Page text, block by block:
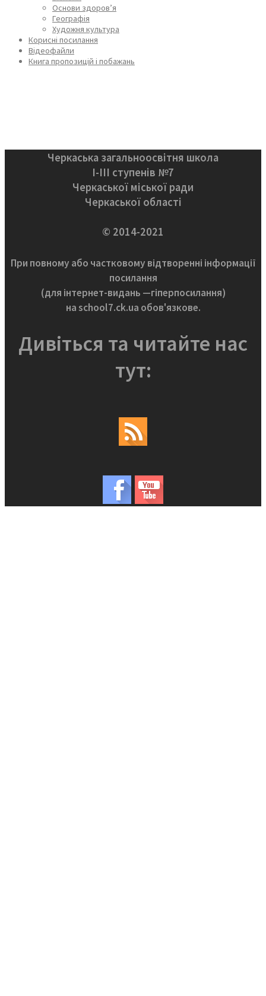
Основи здоров’я
Географія
Художня культура
Корисні посилання
Відеофайли
Книга пропозицій і побажань
Черкаська загальноосвітня школа
І-ІІІ ступенів №7
Черкаської міської ради
Черкаської області
© 2014-2021
При повному або частковому відтворенні інформації
посилання
(для інтернет-видань —гіперпосилання)
на school7.ck.ua обов'язкове.
Дивіться та читайте нас
тут: